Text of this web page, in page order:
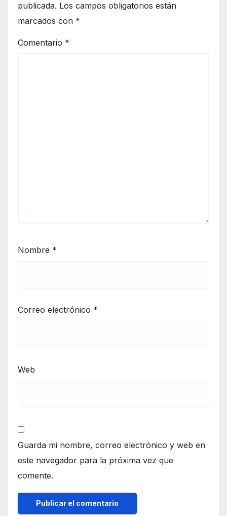
publicada. Los campos obligatorios están
marcados con *
Comentario *
Nombre *
Correo electrónico *
Web
Guarda mi nombre, correo electrónico y web en
este navegador para la próxima vez que
comente.